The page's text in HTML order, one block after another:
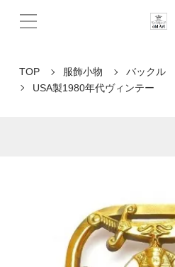
TOP 服飾小物
バックル
USA製1980年代ヴィンテー